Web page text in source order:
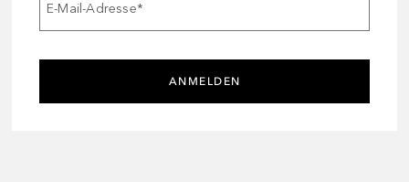
E-Mail-Adresse*
ANMELDEN